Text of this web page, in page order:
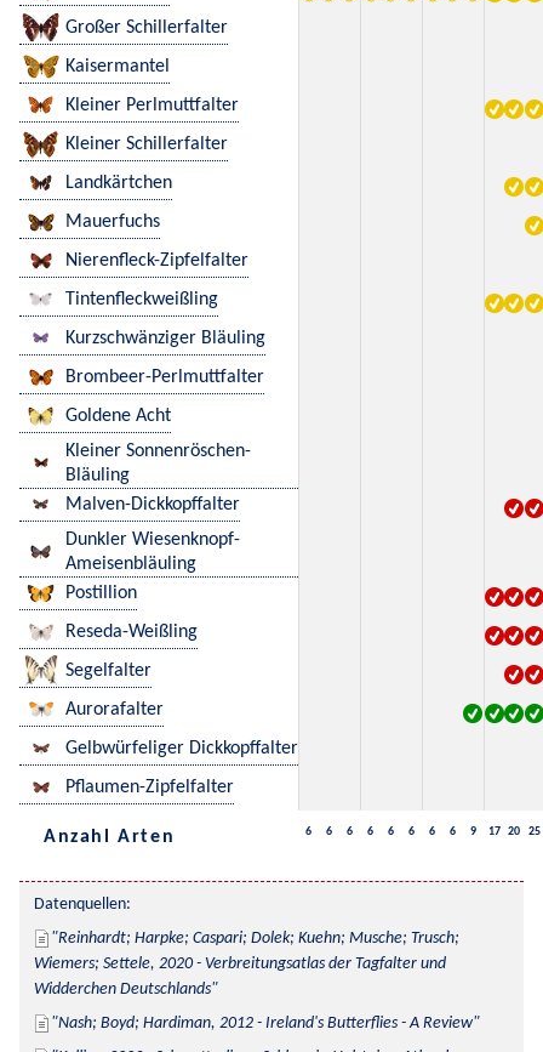
Großer Schillerfalter
Kaisermantel
Kleiner Perlmuttfalter
Kleiner Schillerfalter
Landkärtchen
Mauerfuchs
Nierenfleck-Zipfelfalter
Tintenfleckweißling
Kurzschwänziger Bläuling
Brombeer-Perlmuttfalter
Goldene Acht
Kleiner Sonnenröschen-
Bläuling
Malven-Dickkopffalter
Dunkler Wiesenknopf-
Ameisenbläuling
Postillion
Reseda-Weißling
Segelfalter
Aurorafalter
Gelbwürfeliger Dickkopffalter
Pflaumen-Zipfelfalter
Anzahl Arten 6 6 6 6 6 6 6 6 9 17 20 25
Datenquellen:
Reinhardt; Harpke; Caspari; Dolek; Kuehn; Musche; Trusch;
Wiemers; Settele, 2020 - Verbreitungsatlas der Tagfalter und
Widderchen Deutschlands
Nash; Boyd; Hardiman, 2012 - Ireland's Butterflies - A Review